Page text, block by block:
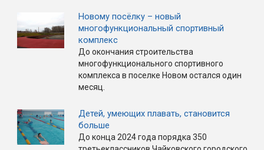
Новому посёлку – новый
многофункциональный спортивный
комплекс
До окончания строительства
многофункционального спортивного
комплекса в поселке Новом остался один
месяц.
Детей, умеющих плавать, становится
больше
До конца 2024 года порядка 350